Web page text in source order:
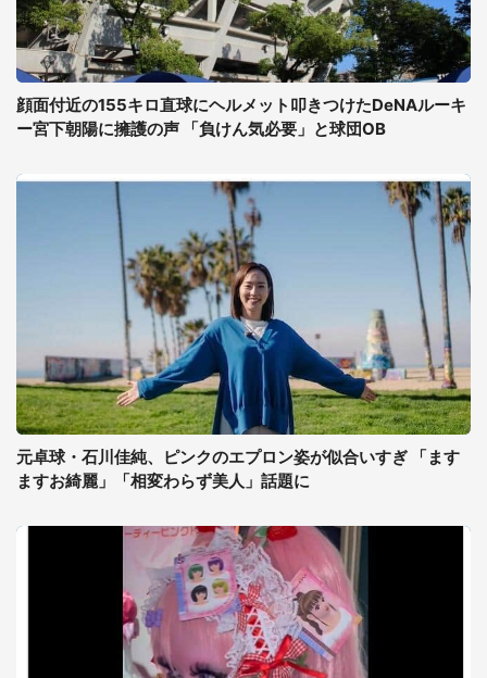
顔面付近の155キロ直球にヘルメット叩きつけたDeNAルーキ
ー宮下朝陽に擁護の声 「負けん気必要」と球団OB
元卓球・石川佳純、ピンクのエプロン姿が似合いすぎ 「ます
ますお綺麗」「相変わらず美人」話題に